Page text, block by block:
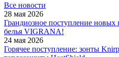
Все новости
28 мая 2026
Грандиозное поступление новых
белья VIGRANA!
24 мая 2026
Горячее поступление: зонты